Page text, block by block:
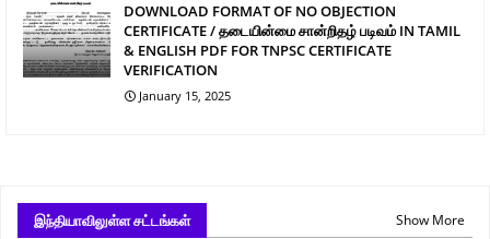
DOWNLOAD FORMAT OF NO OBJECTION
CERTIFICATE / தடையின்மை சான்றிதழ் படிவம் IN TAMIL
& ENGLISH PDF FOR TNPSC CERTIFICATE
VERIFICATION
January 15, 2025
இந்தியாவிலுள்ள சட்டங்கள் Show More